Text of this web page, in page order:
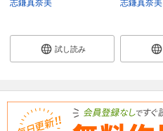
試し読み